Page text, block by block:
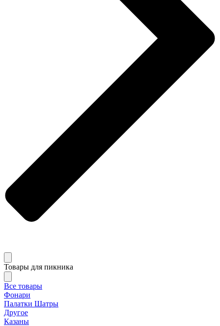
Товары для пикника
Все товары
Фонари
Палатки Шатры
Другое
Казаны